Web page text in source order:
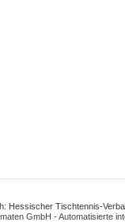
Hessischer Tischtennis-
GmbH - Automatisierte